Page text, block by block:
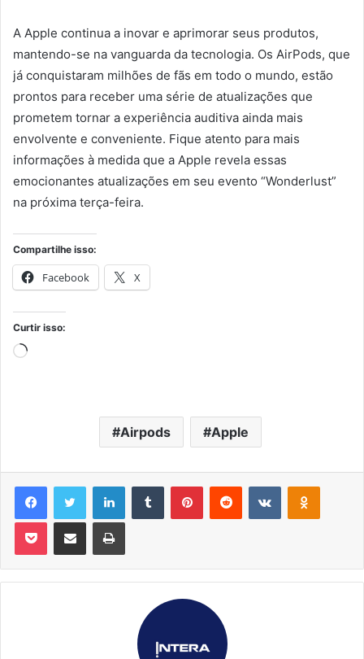
A Apple continua a inovar e aprimorar seus produtos,
mantendo-se na vanguarda da tecnologia. Os AirPods, que
já conquistaram milhões de fãs em todo o mundo, estão
prontos para receber uma série de atualizações que
prometem tornar a experiência auditiva ainda mais
envolvente e conveniente. Fique atento para mais
informações à medida que a Apple revela essas
emocionantes atualizações em seu evento “Wonderlust”
na próxima terça-feira.
Compartilhe isso:
Facebook X
Curtir isso:
Carregando...
Airpods Apple
FacebookTwitter LinkedinTumblr PinterestReddit VK OK
Pocket Compartilhar via e-mail Imprimir